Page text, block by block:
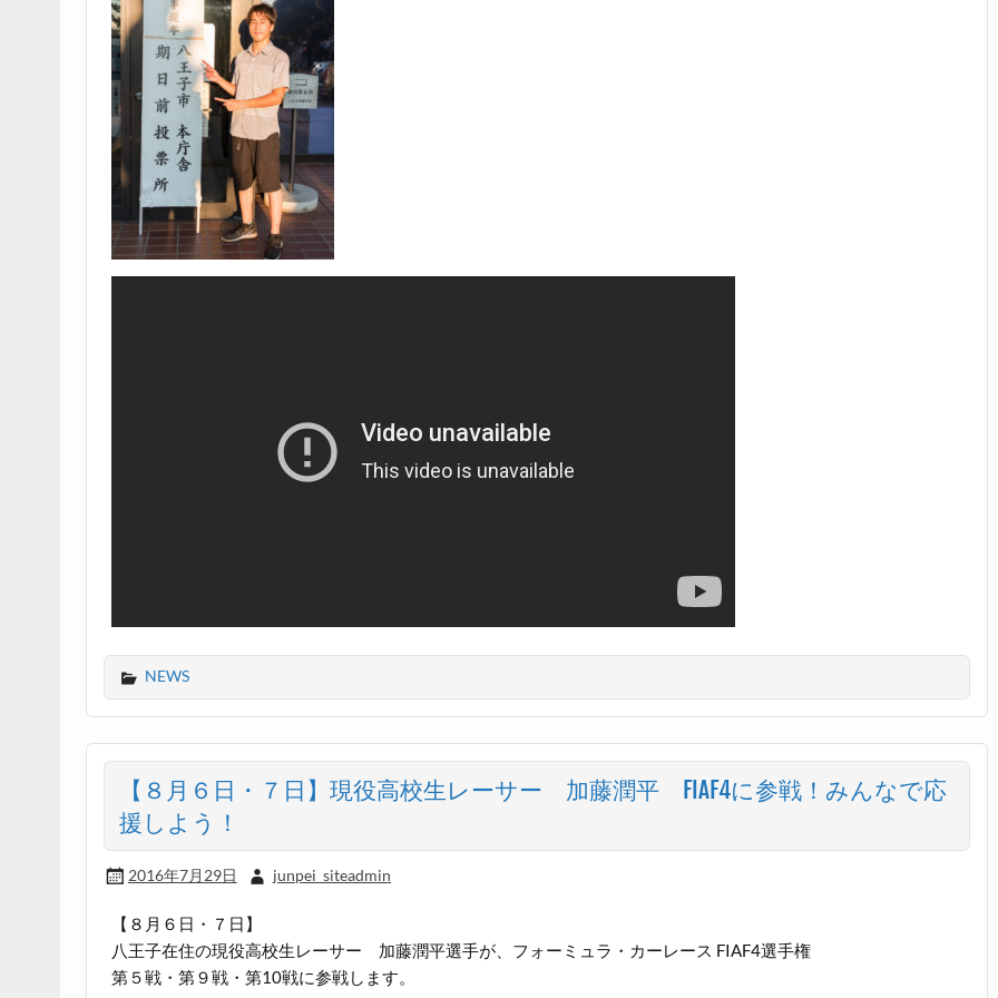
NEWS
【８月６日・７日】現役高校生レーサー 加藤潤平 FIAF4に参戦！みんなで応
援しよう！
2016年7月29日 junpei_siteadmin
【８月６日・７日】
八王子在住の現役高校生レーサー 加藤潤平選手が、フォーミュラ・カーレース FIAF4選手権
第５戦・第９戦・第10戦に参戦します。